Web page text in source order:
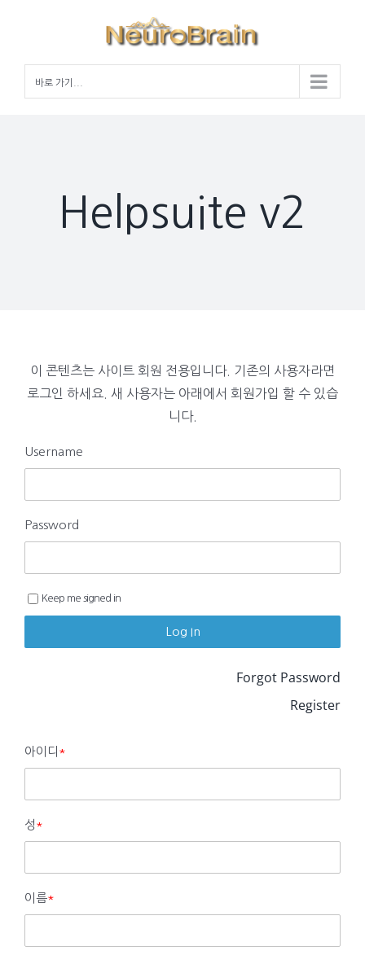
바로 가기...
Helpsuite v2
이 콘텐츠는 사이트 회원 전용입니다. 기존의 사용자라면
로그인 하세요. 새 사용자는 아래에서 회원가입 할 수 있습
니다.
Username
Password
Keep me signed in
Forgot Password
Register
아이디 *
성 *
이름*